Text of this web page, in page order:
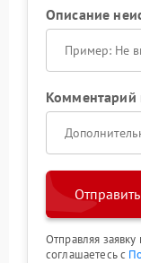
Описание
Комментарий
Отправляя
соглашаетесь с